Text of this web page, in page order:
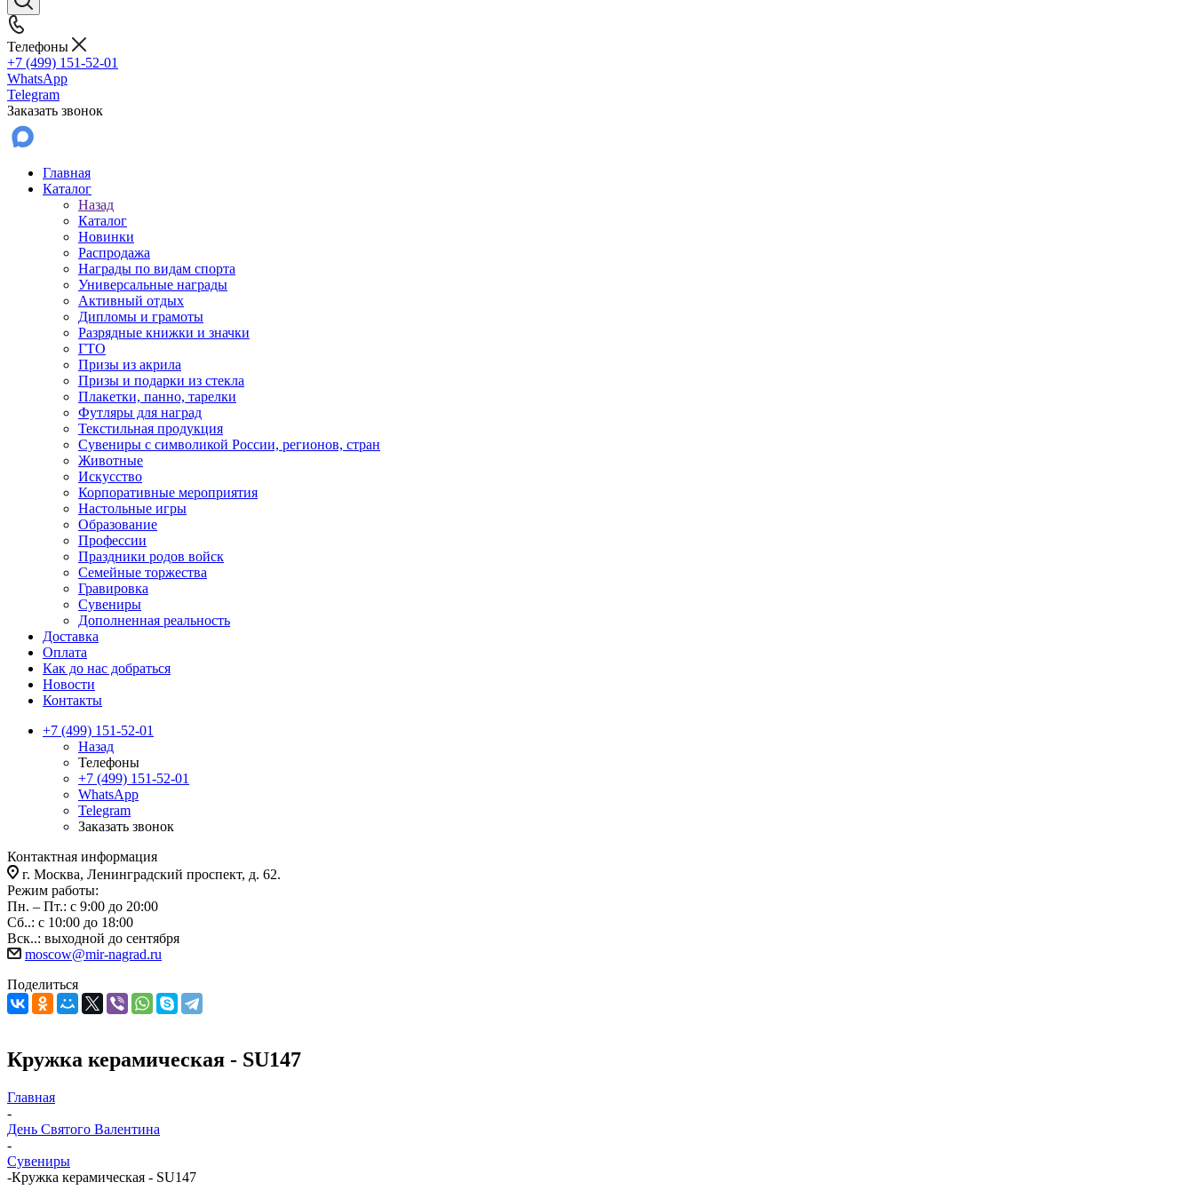
Телефоны
+7 (499) 151-52-01
WhatsApp
Telegram
Заказать звонок
Главная
Каталог
Назад
Каталог
Новинки
Распродажа
Награды по видам спорта
Универсальные награды
Активный отдых
Дипломы и грамоты
Разрядные книжки и значки
ГТО
Призы из акрила
Призы и подарки из стекла
Плакетки, панно, тарелки
Футляры для наград
Текстильная продукция
Сувениры с символикой России, регионов, стран
Животные
Искусство
Корпоративные мероприятия
Настольные игры
Образование
Профессии
Праздники родов войск
Семейные торжества
Гравировка
Сувениры
Дополненная реальность
Доставка
Оплата
Как до нас добраться
Новости
Контакты
+7 (499) 151-52-01
Назад
Телефоны
+7 (499) 151-52-01
WhatsApp
Telegram
Заказать звонок
Контактная информация
г. Москва, Ленинградский проспект, д. 62.
Режим работы:
Пн. – Пт.: с 9:00 до 20:00
Сб..: с 10:00 до 18:00
Вск..: выходной до сентября
moscow@mir-nagrad.ru
Поделиться
Кружка керамическая - SU147
Главная
-
День Святого Валентина
-
Сувениры
-Кружка керамическая - SU147